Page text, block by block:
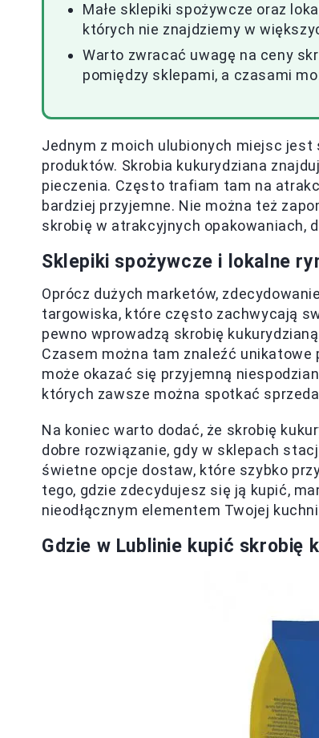
Małe sklepiki spożywcze oraz
których nie znajdziemy w
Warto zwracać uwagę na ceny
pomiędzy sklepami, a czasami
Jednym z moich ulubionych miejsc jest
produktów. Skrobia kukurydziana
pieczenia. Często trafiam tam na
bardziej przyjemne. Nie można też
skrobię w atrakcyjnych opakowaniach,
Sklepiki spożywcze i lokalne
Oprócz dużych marketów,
targowiska, które często zachwycają
pewno wprowadzą skrobię
Czasem można tam znaleźć
może okazać się przyjemną
których zawsze można spotkać
Na koniec warto dodać, że skrobię
dobre rozwiązanie, gdy w sklepach
świetne opcje dostaw, które szybko
tego, gdzie zdecydujesz się ją kupić,
nieodłącznym elementem Twojej
Gdzie w Lublinie kupić skrobię